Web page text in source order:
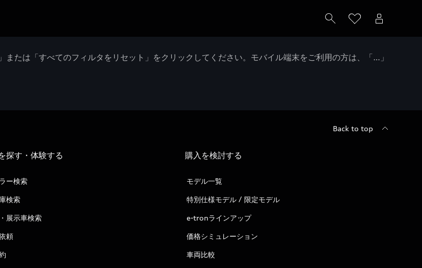
たは「すべてのフィルタをリセット」をクリックしてください。モバイル端末をご利用の方は、「…」
Back to top
す・体験する
ー検索
検索
展示車検索
頼
購入を検討する
モデル一覧
特別仕様モデル / 限定モデル
e-tronラインアップ
価格シミュレーション
車両比較